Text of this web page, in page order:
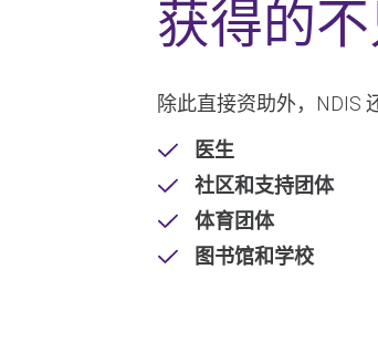
获得的
除此直接资助外，NDIS
医生
社区和支持团体
体育团体
图书馆和学校